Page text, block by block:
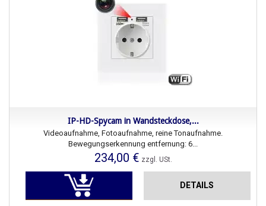
IP-HD-Spycam in Wandsteckdose,...
Videoaufnahme, Fotoaufnahme, reine Tonaufnahme.
Bewegungserkennung entfernung: 6...
234,00 € zzgl. USt.
DETAILS